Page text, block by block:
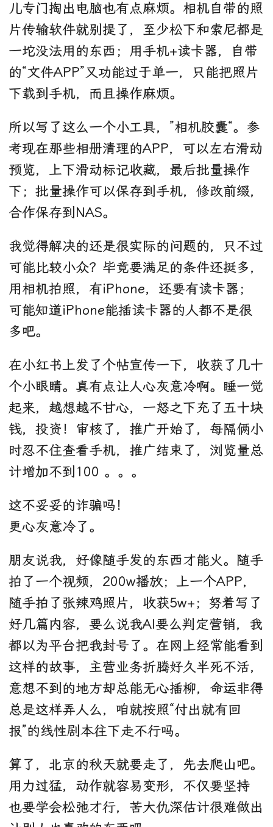
儿专门掏出电脑也有点麻烦。相机自带的照
片传输软件就别提了，至少松下和索尼都是
一坨没法用的东西；用手机+读卡器，自带
的“文件APP”又功能过于单一，只能把照片
下载到手机，而且操作麻烦。
所以写了这么一个小工具，”相机胶囊“。参
考现在那些相册清理的APP，可以左右滑动
预览，上下滑动标记收藏，最后批量操作
下；批量操作可以保存到手机，修改前缀，
合作保存到NAS。
我觉得解决的还是很实际的问题的，只不过
可能比较小众？毕竟要满足的条件还挺多，
用相机拍照，有iPhone，还要有读卡器；
可能知道iPhone能插读卡器的人都不是很
多吧。
在小红书上发了个帖宣传一下，收获了几十
个小眼睛。真有点让人心灰意冷啊。睡一觉
起来，越想越不甘心，一怒之下充了五十块
钱，投资！审核了，推广开始了，每隔俩小
时忍不住查看手机，推广结束了，浏览量总
计增加不到100 。。。
这不妥妥的诈骗吗！
更心灰意冷了。
朋友说我，好像随手发的东西才能火。随手
拍了一个视频，200w播放；上一个APP，
随手拍了张辣鸡照片，收获5w+；努着写了
好几篇内容，要么说我AI要么判定营销，我
都以为平台把我封号了。在网上经常能看到
这样的故事，主营业务折腾好久半死不活，
意想不到的地方却总能无心插柳，命运非得
总是这样弄人么，咱就按照“付出就有回
报”的线性剧本往下走不行吗。
算了，北京的秋天就要走了，先去爬山吧。
用力过猛，动作就容易变形，不仅要坚持
也要学会松弛才行，苦大仇深估计很难做出